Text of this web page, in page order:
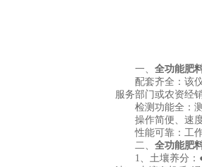
一、 全功能肥
配套齐全：该仪
服务部门或农资经
检测功能全：测
操作简便、速度
性能可靠：工作
二、 全功能肥
1、土壤养分：●